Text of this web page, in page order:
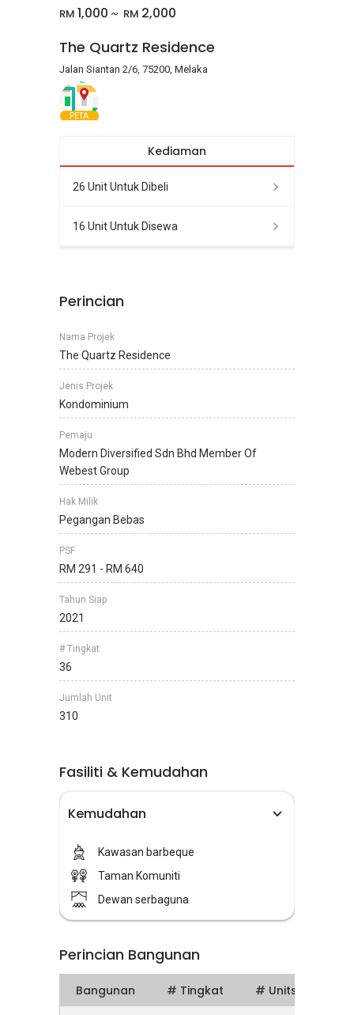
RM 1,000 ~ RM 2,000
The Quartz Residence
Jalan Siantan 2/6, 75200, Melaka
PETA
Kediaman
26 Unit Untuk Dibeli
16 Unit Untuk Disewa
Perincian
Nama Projek
The Quartz Residence
Jenis Projek
Kondominium
Pemaju
Modern Diversified Sdn Bhd Member Of
Webest Group
Hak Milik
Pegangan Bebas
PSF
RM 291 - RM 640
Tahun Siap
2021
# Tingkat
36
Jumlah Unit
310
Fasiliti & Kemudahan
Kemudahan
Kawasan barbeque
Taman Komuniti
Dewan serbaguna
Perincian Bangunan
Bangunan # Tingkat # Units